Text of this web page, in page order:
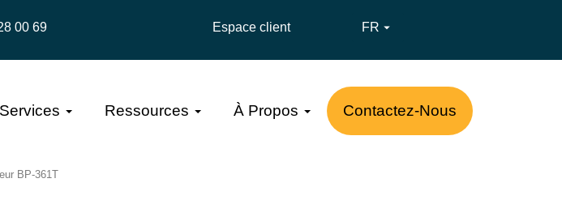
00 69 Espace client FR 
Services Ressources À Propos Contactez-Nous
BP-361T